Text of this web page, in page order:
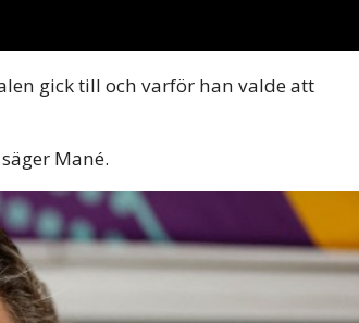
gick till och varför han valde att
Mané.